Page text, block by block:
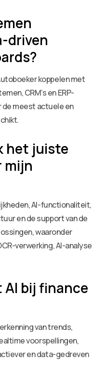
driven
koppelen met
CRM’s en ERP-
meest actuele en
het juiste
mijn
AI-functionaliteit,
en de support van de
waaronder
verwerking, AI-analyse
AI bij finance
van trends,
voorspellingen,
en data-gedreven